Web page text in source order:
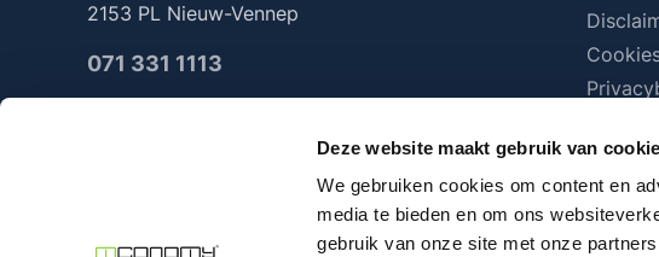
Deze website maakt gebruik van
We gebruiken cookies om content en
media te bieden en om ons
gebruik van onze site met onze
2153 PL Nieuw-Vennep
071 331 1113
2025 Mconomy all rights reserved